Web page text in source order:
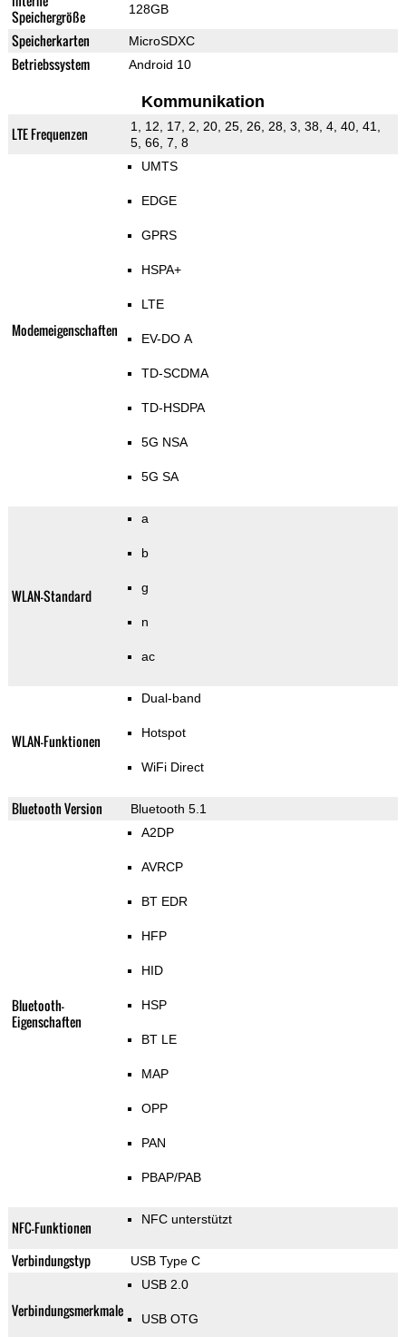
Speichergröße
128GB
Speicherkarten MicroSDXC
Betriebssystem Android 10
Kommunikation
LTE Frequenzen
1, 12, 17, 2, 20, 25, 26, 28, 3, 38, 4, 40, 41,
5, 66, 7, 8
Modemeigenschaften
UMTS
EDGE
GPRS
HSPA+
LTE
EV-DO A
TD-SCDMA
TD-HSDPA
5G NSA
5G SA
WLAN-Standard
a
b
g
n
ac
WLAN-Funktionen
Dual-band
Hotspot
WiFi Direct
Bluetooth Version Bluetooth 5.1
Bluetooth-
Eigenschaften
A2DP
AVRCP
BT EDR
HFP
HID
HSP
BT LE
MAP
OPP
PAN
PBAP/PAB
NFC-Funktionen NFC unterstützt
Verbindungstyp USB Type C
Verbindungsmerkmale
USB 2.0
USB OTG